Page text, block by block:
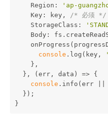
    Region:
'ap-
    Key: key,
/* 必须 */
    StorageClass:
Body:
console .log(key,
    },
  }, (err, data) => {
console .info(err ||
  });
}